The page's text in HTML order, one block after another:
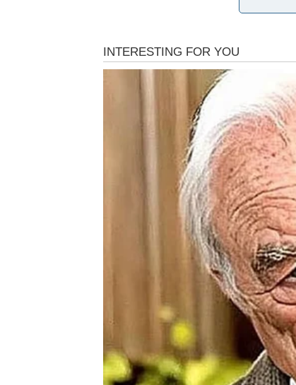
Potrebno je mnogo razočaranja da bi
ljudima koji sami ne znaju šta žele.
Potrebno je mnogo neprospavanih
pokušaj da kontroliše ono što nikada
Koliko je samo ljudi izgubilo sebe
Koliko je ljudi pristajalo na mrvice
Koliko je njih ćutalo o svojim
kako bi sačuvali odnos koji ih je polako
I onda jednog dana shvate da ih nije
Uništilo ih je to što su sebe potpuno
Prava samokontrola ne znači da čovjek
Ne znači da je hladan, ravnodušan ili
Naprotiv — najjači ljudi su često oni
emocijama da upravljaju njihovim